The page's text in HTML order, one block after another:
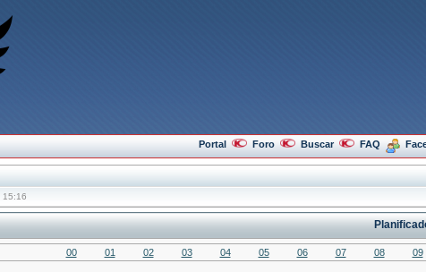
Portal Foro Buscar FAQ
15:16
00 01 02 03 04 05 06 07 08 09